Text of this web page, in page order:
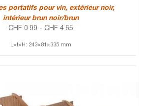
portatifs pour vin, extérieur noir,
intérieur brun noir/brun
CHF 0.99 - CHF 4.65
L×l×H: 243×81×335 mm